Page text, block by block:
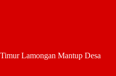
Lamongan Mantup Desa